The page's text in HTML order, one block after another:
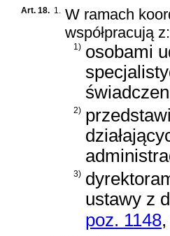
Art. 18. 1. W ramach
współpracują z:
1) osobami
2)
3)
ustawy z
poz. 1148